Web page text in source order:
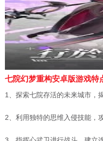
七院幻梦重构安卓版游戏特
1、探索七院存活的未来城市，
2、利用独特的思维入侵技能，